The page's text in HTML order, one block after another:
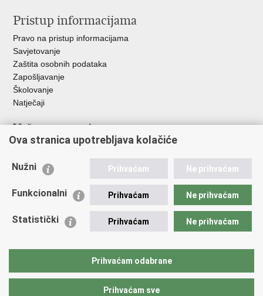
Pristup informacijama
Pravo na pristup informacijama
Savjetovanje
Zaštita osobnih podataka
Zapošljavanje
Školovanje
Natječaji
Važne poveznice
Ministarstvo unutarnjih poslova
Udruge
Policijska akademija
Zaklada policijske solidarnosti
Vučetić"
Ova stranica upotrebljava kolačiće
Nužni Prihvaćam Ne prihvaćam
Funkcionalni Prihvaćam Ne prihvaćam
Statistički Prihvaćam Ne prihvaćam
Prihvaćam odabrane
Prihvaćam sve